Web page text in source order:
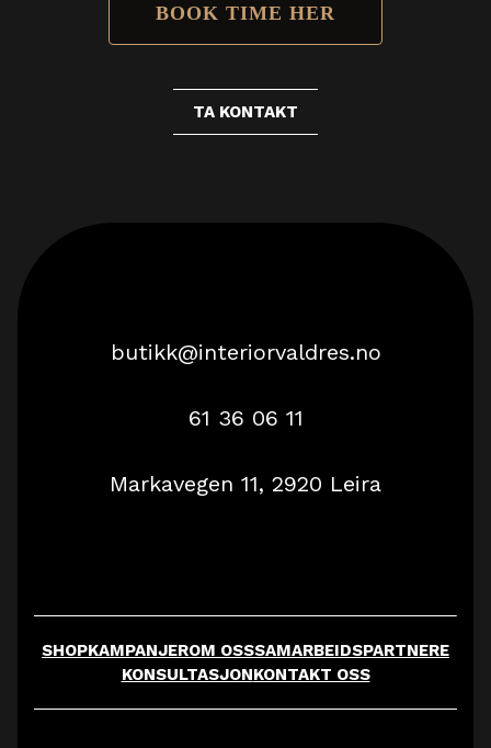
BOOK TIME HER
TA KONTAKT
butikk@interiorvaldres.no
61 36 06 11
Markavegen 11, 2920 Leira
SHOPKAMPANJEROM OSSSAMARBEIDSPARTNERE
KONSULTASJONKONTAKT OSS